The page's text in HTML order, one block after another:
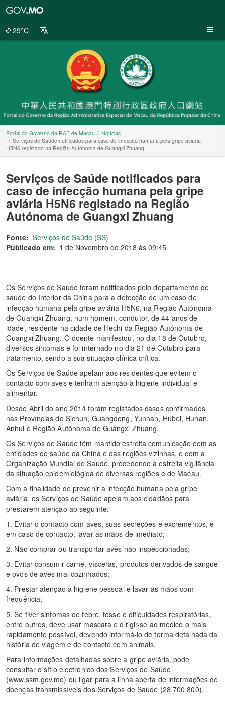
29°C
Portal do Governo da RAE de Macau
Notícias
Serviços de Saúde notificados para caso de infecção humana pela gripe aviária
H5N6 registado na Região Autónoma de Guangxi Zhuang
Serviços de Saúde notificados para
caso de infecção humana pela gripe
aviária H5N6 registado na Região
Autónoma de Guangxi Zhuang
Fonte: Serviços de Saúde (SS)
Publicado em: 1 de Novembro de 2018 às 09:45
Os Serviços de Saúde foram notificados pelo departamento de
saúde do Interior da China para a detecção de um caso de
infecção humana pela gripe aviária H5N6, na Região Autónoma
de Guangxi Zhuang, num homem, condutor, de 44 anos de
idade, residente na cidade de Hechi da Região Autónoma de
Guangxi Zhuang. O doente manifestou, no dia 18 de Outubro,
diversos sintomas e foi internado no dia 21 de Outubro para
tratamento, sendo a sua situação clínica crítica.
Os Serviços de Saúde apelam aos residentes que evitem o
contacto com aves e tenham atenção à higiene individual e
alimentar.
Desde Abril do ano 2014 foram registados casos confirmados
nas Províncias de Sichun, Guangdong, Yunnan, Hubei, Hunan,
Anhui e Região Autónoma de Guangxi Zhuang.
Os Serviços de Saúde têm mantido estreita comunicação com as
entidades de saúde da China e das regiões vizinhas, e com a
Organização Mundial de Saúde, procedendo a estreita vigilância
da situação epidemiológica de diversas regiões e de Macau.
Com a finalidade de prevenir a infecção humana pela gripe
aviária, os Serviços de Saúde apelam aos cidadãos para
prestarem atenção ao seguinte:
1. Evitar o contacto com aves, suas secreções e excrementos, e
em caso de contacto, lavar as mãos de imediato;
2. Não comprar ou transportar aves não inspeccionadas;
3. Evitar consumir carne, vísceras, produtos derivados de sangue
e ovos de aves mal cozinhados;
4. Prestar atenção à higiene pessoal e lavar as mãos com
frequência;
5. Se tiver sintomas de febre, tosse e dificuldades respiratórias,
entre outros, deve usar máscara e dirigir-se ao médico o mais
rapidamente possível, devendo informá-lo de forma detalhada da
história de viagem e de contacto com animais.
Para informações detalhadas sobre a gripe aviária, pode
consultar o sítio electrónico dos Serviços de Saúde
(www.ssm.gov.mo) ou ligar para a linha aberta de informações de
doenças transmissíveis dos Serviços de Saúde (28 700 800).